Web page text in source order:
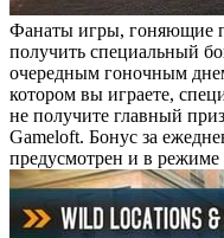
Фанаты игры, гоняющие
получить специальный
очередным гоночным
котором вы играете,
не получите главный
Gameloft. Бонус за
предусмотрен и в режиме